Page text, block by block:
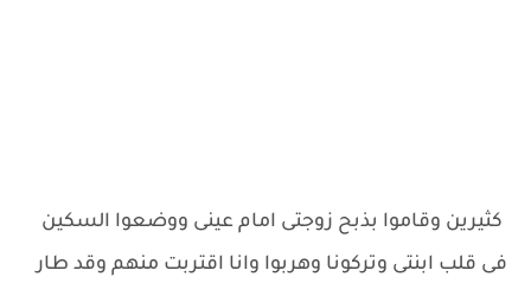
كثيرين وقاموا بذبح زوجتى امام عينى ووضعوا السكين
فى قلب ابنتى وتركونا وهربوا وانا اقتربت منهم وقد طار